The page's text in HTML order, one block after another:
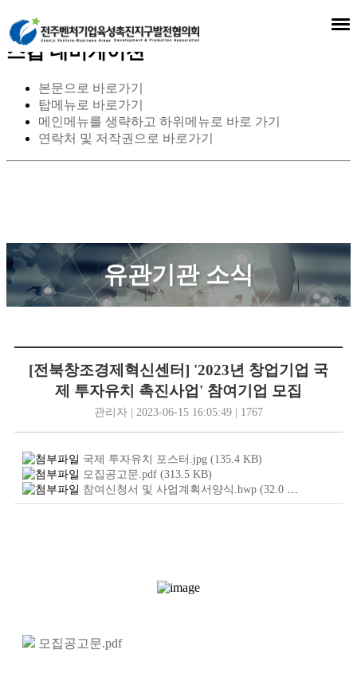
스킵 네비게이션
본문으로 바로가기
탑메뉴로 바로가기
메인메뉴를 생략하고 하위메뉴로 바로 가기
연락처 및 저작권으로 바로가기
유관기관 소식
[전북창조경제혁신센터] '2023년 창업기업 국
제 투자유치 촉진사업' 참여기업 모집
관리자 | 2023-06-15 16:05:49 | 1767
국제 투자유치 포스터.jpg (135.4 KB)
모집공고문.pdf (313.5 KB)
참여신청서 및 사업계획서양식.hwp (32.0
모집공고문.pdf